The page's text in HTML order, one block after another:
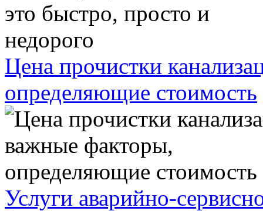
Цена прочистки
определяющие стоимость
Услуги аварийно-